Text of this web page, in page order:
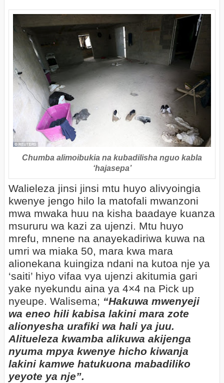
Chumba alimoibukia na kubadilisha nguo kabla
‘hajasepa’
Walieleza jinsi jinsi mtu huyo alivyoingia
kwenye jengo hilo la matofali mwanzoni
mwa mwaka huu na kisha baadaye kuanza
msururu wa kazi za ujenzi. Mtu huyo
mrefu, mnene na anayekadiriwa kuwa na
umri wa miaka 50, mara kwa mara
alionekana kuingiza ndani na kutoa nje ya
‘saiti’ hiyo vifaa vya ujenzi akitumia gari
yake nyekundu aina ya 4×4 na Pick up
nyeupe. Walisema; “Hakuwa mwenyeji
wa eneo hili kabisa lakini mara zote
alionyesha urafiki wa hali ya juu.
Alitueleza kwamba alikuwa akijenga
nyuma mpya kwenye hicho kiwanja
lakini kamwe hatukuona mabadiliko
yeyote ya nje”.